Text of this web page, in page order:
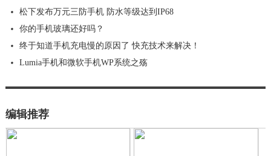
松下发布万元三防手机 防水等级达到IP68
你的手机玻璃还好吗？
终于知道手机充电慢的原因了 快充技术来解决！
Lumia手机和微软手机WP系统之殇
编辑推荐